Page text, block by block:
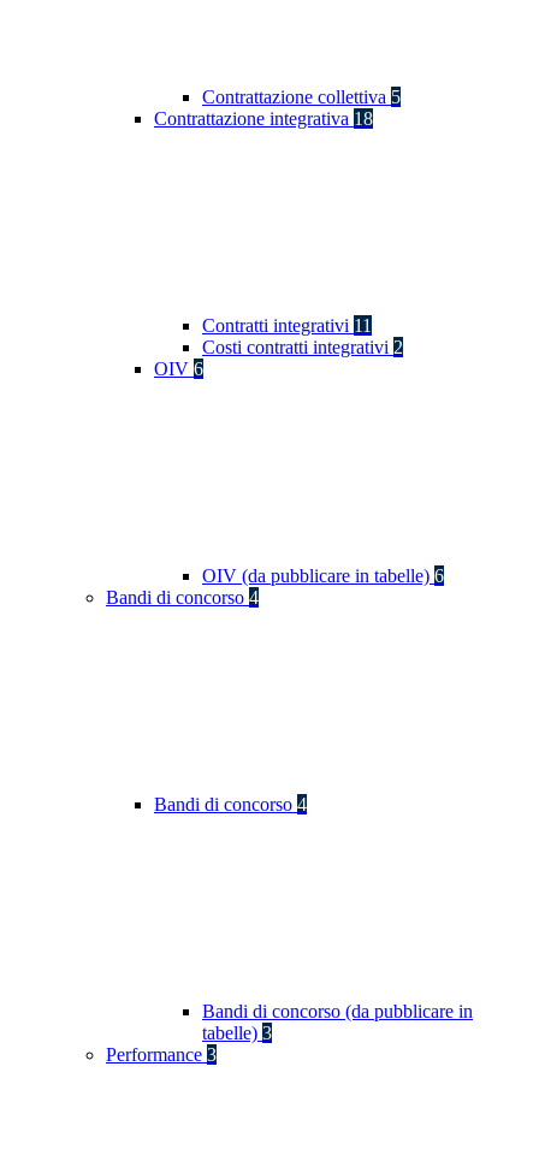
Contrattazione collettiva 5
Contrattazione integrativa 18
Contratti integrativi 11
Costi contratti integrativi 2
OIV 6
OIV (da pubblicare in tabelle) 6
Bandi di concorso 4
Bandi di concorso 4
Bandi di concorso (da pubblicare in
tabelle) 3
Performance 3